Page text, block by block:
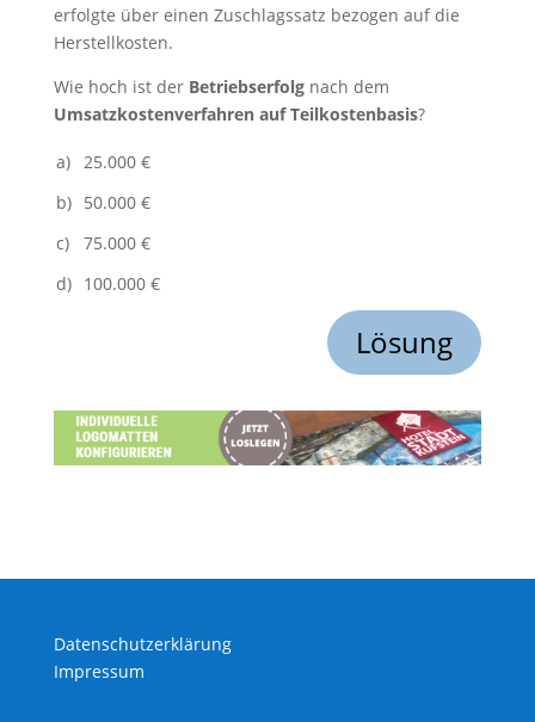
erfolgte über einen Zuschlagssatz bezogen auf die
Herstellkosten.
Wie hoch ist der Betriebserfolgnach dem
Umsatzkostenverfahren auf Teilkostenbasis?
a) 25.000 €
b) 50.000 €
c)
75.000 €
d) 100.000 €
Lösung
Datenschutzerklärung
Impressum